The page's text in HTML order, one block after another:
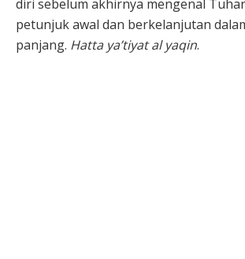
diri sebelum akhirnya mengenal
petunjuk awal dan berkelanjutan
panjang. Hatta ya’tiyat al yaqin.